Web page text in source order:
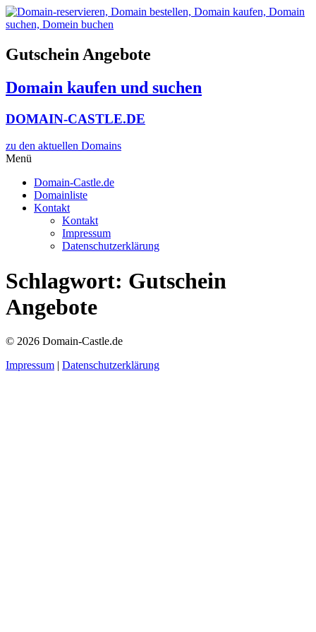
Zum
Inhalt
Gutschein Angebote
Domain kaufen und suchen
DOMAIN-CASTLE.DE
zu den aktuellen Domains​
Menü
Domain-Castle.de
Domainliste
Kontakt
Kontakt
Impressum
Datenschutzerklärung
Schlagwort: Gutschein
Angebote
© 2026 Domain-Castle.de
Impressum | Datenschutzerklärung